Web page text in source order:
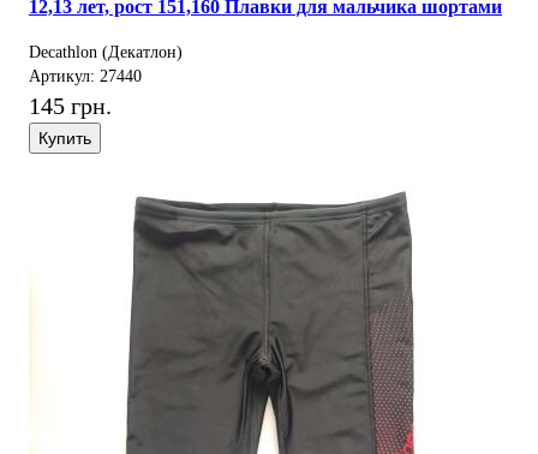
12,13 лет, рост 151,160 Плавки для мальчика шортами
Decathlon (Декатлон)
Артикул: 27440
145 грн.
Купить